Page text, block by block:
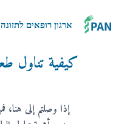
ארגון רופאים לתזונה
كيفية تناول
إذا وصلتم إلى هنا،